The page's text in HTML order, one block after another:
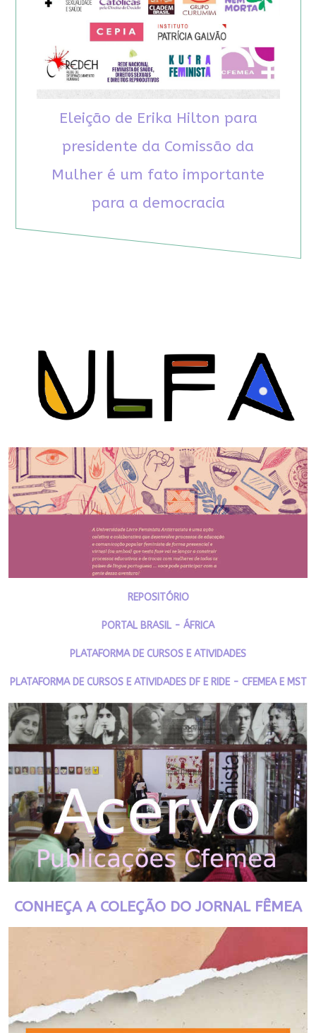
Eleição de Erika Hilton para
presidente da Comissão da
Mulher é um fato importante
para a democracia
REPOSITÓRIO
PORTAL BRASIL - ÁFRICA
PLATAFORMA DE CURSOS E ATIVIDADES
PLATAFORMA DE CURSOS E ATIVIDADES DF E RIDE - CFEMEA E MST
CONHEÇA A COLEÇÃO DO JORNAL FÊMEA